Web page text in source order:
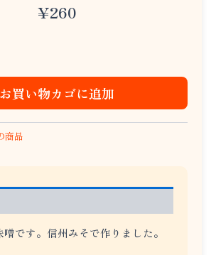
¥260
お買い物カゴに追加
商品
です。信州みそで作りました。